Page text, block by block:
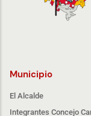
Municipio
El Alcalde
Integrantes Concejo